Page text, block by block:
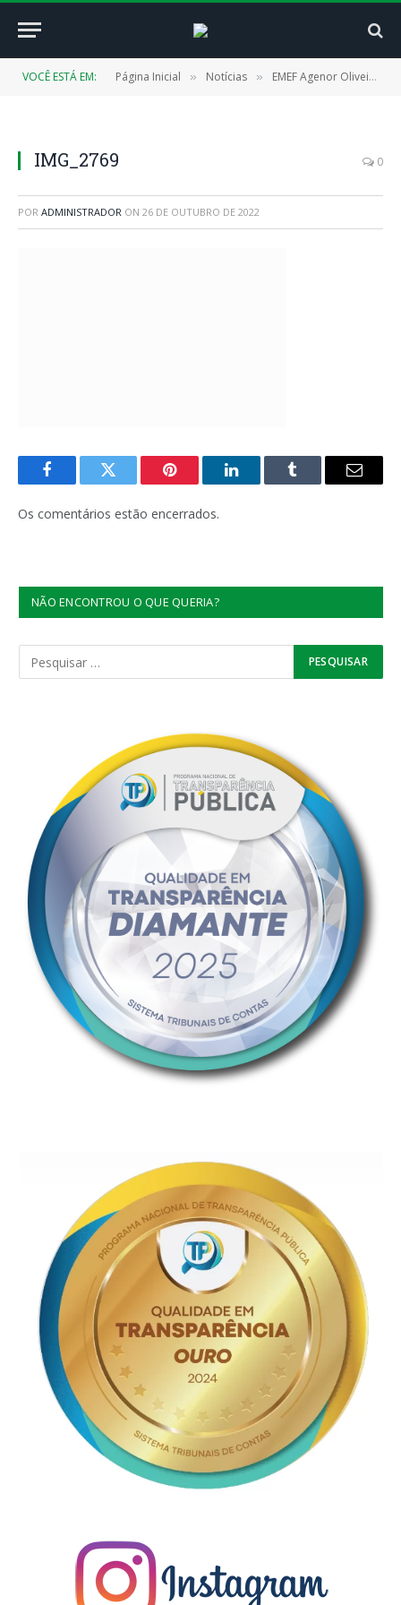
VOCÊ ESTÁ EM: Página Inicial » Notícias » EMEF Agenor Oliveira, no Encruzinho é reformada e reinaugurada pela Prefeitura de Cachoeira do Piriá
IMG_2769 0
POR ADMINISTRADOR ON 26 DE OUTUBRO DE 2022
FacebookTwitter Pinterest LinkedInTumblr
E-
Os comentários estão encerrados.
NÃO ENCONTROU O QUE QUERIA?